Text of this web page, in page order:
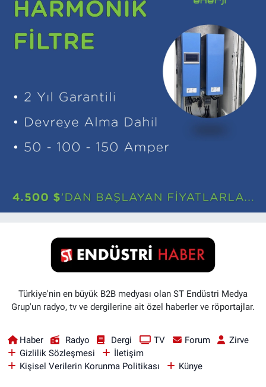
Türkiye'nin en büyük B2B medyası olan ST Endüstri Medya
Grup'un radyo, tv ve dergilerine ait özel haberler ve röportajlar.
Haber Radyo Dergi TV Forum
Zirve
Gizlilik Sözleşmesi
İletişim
Kişisel Verilerin Korunma Politikası
Künye